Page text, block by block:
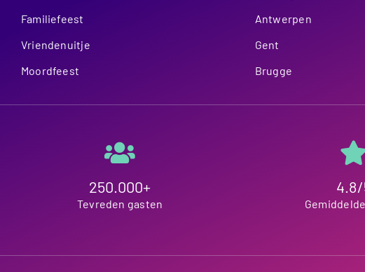
Familiefeest
Vriendenuitje
Moordfeest
Antwerpen
Gent
Brugge
250.000+
Tevreden gasten